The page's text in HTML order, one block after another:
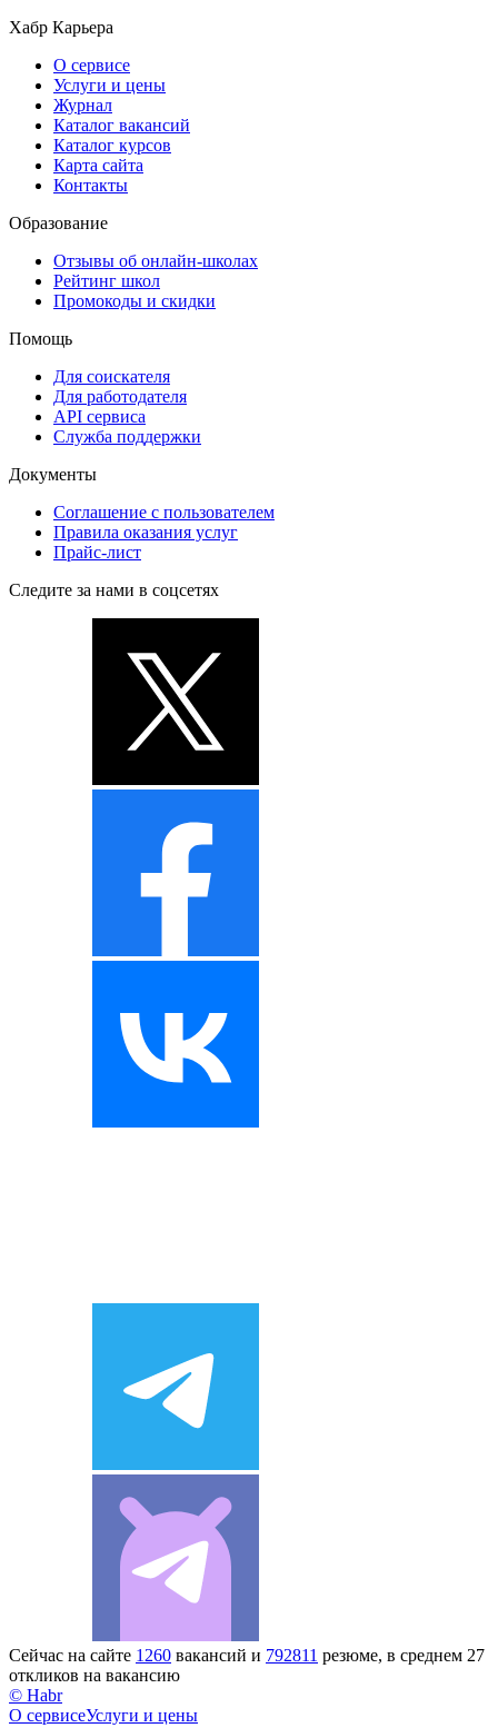
Хабр Карьера
О сервисе
Услуги и цены
Журнал
Каталог вакансий
Каталог курсов
Карта сайта
Контакты
Образование
Отзывы об онлайн-школах
Рейтинг школ
Промокоды и скидки
Помощь
Для соискателя
Для работодателя
API сервиса
Служба поддержки
Документы
Соглашение с пользователем
Правила оказания услуг
Прайс-лист
Следите за нами в соцсетях
Сейчас на сайте 1260 вакансий и 792811 резюме, в среднем 27
откликов на вакансию
© Habr
О сервисеУслуги и цены